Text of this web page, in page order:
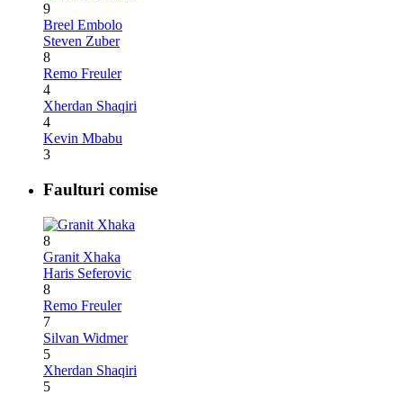
9
Breel Embolo
Steven Zuber
8
Remo Freuler
4
Xherdan Shaqiri
4
Kevin Mbabu
3
Faulturi comise
8
Granit Xhaka
Haris Seferovic
8
Remo Freuler
7
Silvan Widmer
5
Xherdan Shaqiri
5